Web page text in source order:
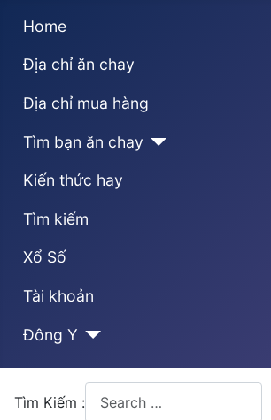
Home
Địa chỉ ăn chay
Địa chỉ mua hàng
Tìm bạn ăn chay
Kiến thức hay
Tìm kiếm
Xổ Số
Tài khoản
Đông Y
Tìm Kiếm :